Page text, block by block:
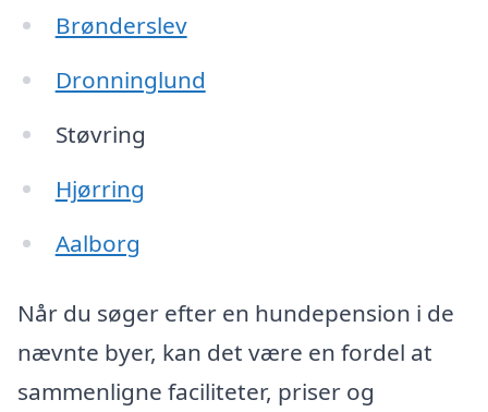
Brønderslev
Dronninglund
Støvring
Hjørring
Aalborg
Når du søger efter en hundepension i de
nævnte byer, kan det være en fordel at
sammenligne faciliteter, priser og